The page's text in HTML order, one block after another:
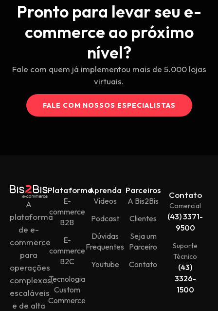
Pronto para levar seu e-
commerce ao próximo
nível?
Fale com quem já implementou mais de 5.000 lojas
virtuais.
FALE COM NOSSOS ESPECIALISTAS
A
plataforma
de e-
commerce
para
operações
complexas,
escaláveis
e de alta
Plataforma
E-
commerce
B2B
E-
commerce
B2C
Tecnologia
Custom
Commerce
Aprenda
Vídeos
Podcast
Dúvidas
Frequentes
Youtube
Parceiros
A Bis2Bis
Clientes
Seja um
Parceiro
Contato
Contato
Comercial
(43) 3371-
9500
Suporte
Técnico
(43)
3326-
1500